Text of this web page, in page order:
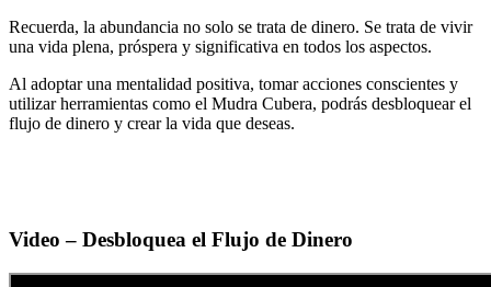
Recuerda, la abundancia no solo se trata de dinero. Se trata de vivir
una vida plena, próspera y significativa en todos los aspectos.
Al adoptar una mentalidad positiva, tomar acciones conscientes y
utilizar herramientas como el Mudra Cubera, podrás desbloquear el
flujo de dinero y crear la vida que deseas.
Video – Desbloquea el Flujo de Dinero